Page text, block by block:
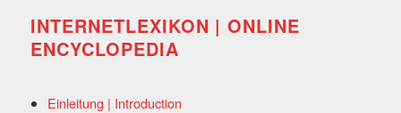
INTERNETLEXIKON | ONLINE
ENCYCLOPEDIA
Einleitung | Introduction